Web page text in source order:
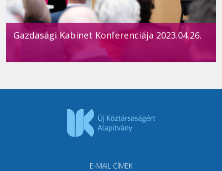
Gazdasági Kabinet Konferenciája 2023.04.26.
E-MAIL CÍMEK